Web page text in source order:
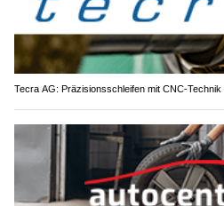
Tecra AG: Präzisionsschleifen mit CNC-